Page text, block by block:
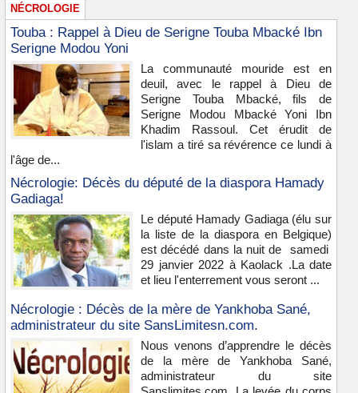
NÉCROLOGIE
Touba : Rappel à Dieu de Serigne Touba Mbacké Ibn
Serigne Modou Yoni
La communauté mouride est en
deuil, avec le rappel à Dieu de
Serigne Touba Mbacké, fils de
Serigne Modou Mbacké Yoni Ibn
Khadim Rassoul. Cet érudit de
l'islam a tiré sa révérence ce lundi à
l'âge de...
Nécrologie: Décès du député de la diaspora Hamady
Gadiaga!
Le député Hamady Gadiaga (élu sur
la liste de la diaspora en Belgique)
est décédé dans la nuit de samedi
29 janvier 2022 à Kaolack .La date
et lieu l'enterrement vous seront ...
Nécrologie : Décès de la mère de Yankhoba Sané,
administrateur du site SansLimitesn.com.
Nous venons d’apprendre le décès
de la mère de Yankhoba Sané,
administrateur du site